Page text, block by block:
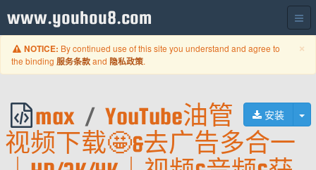
www.youhou8.com
×
NOTICE: By continued use of this site you understand and agree to
the binding 服务条款and 隐私政策.
安装
max / YouTube油管
视频下载🤩&去广告多合一